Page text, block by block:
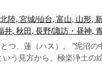
北陸, 宮城/仙台, 富山, 山形,
井, 秋田, 長野/諏訪・昼神,
つ、蓮（ハス）。 ”泥沼の
いう見方から、極楽浄土の